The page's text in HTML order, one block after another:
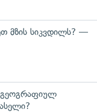
მზის სიკვდილს? —
გეოგრაფიულ